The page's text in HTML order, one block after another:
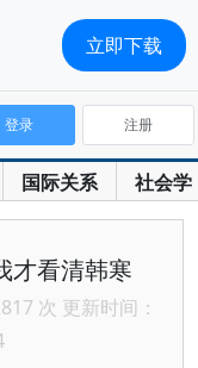
国际关系 社会学
登录 注册
才看清韩寒
次 更新时间：
立即下载